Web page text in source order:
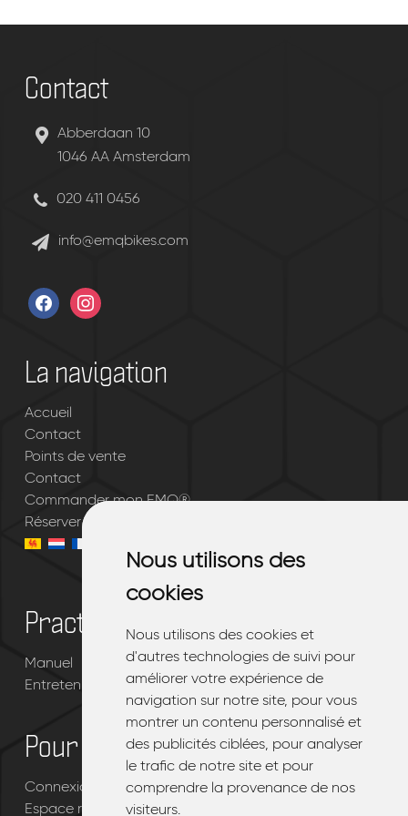
Nous utilisons des
cookies
Nous utilisons des cookies et
d'autres technologies de suivi pour
améliorer votre expérience de
navigation sur notre site, pour vous
montrer un contenu personnalisé et
des publicités ciblées, pour analyser
le trafic de notre site et pour
comprendre la provenance de nos
visiteurs.
Nous utilisons des
cookies
Nous utilisons des cookies et
d'autres technologies de suivi pour
améliorer votre expérience de
navigation sur notre site, pour vous
montrer un contenu personnalisé et
des publicités ciblées, pour analyser
le trafic de notre site et pour
comprendre la provenance de nos
visiteurs.
Contact
Abberdaan 10
1046 AA Amsterdam
020 411 0456
info@emqbikes.com
facebookinstagram
La navigation
Accueil
Contact
Points de vente
Contact
Commander mon EMQ®
Réserver un essai gratuit
Practique
Manuel
Entretenir votre EMQ®
Pour les revendeurs
Connexion portail revendeur EMQ®
Espace revendeur